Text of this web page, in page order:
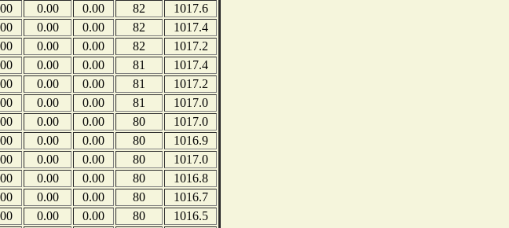
0.00 0.00 82
1017.6
0.00 0.00 82
1017.4
0.00 0.00 82
1017.2
0.00 0.00 81
1017.4
0.00 0.00 81
1017.2
0.00 0.00 81
1017.0
0.00 0.00 80
1017.0
0.00 0.00 80
1016.9
0.00 0.00 80
1017.0
0.00 0.00 80
1016.8
0.00 0.00 80
1016.7
0.00 0.00 80
1016.5